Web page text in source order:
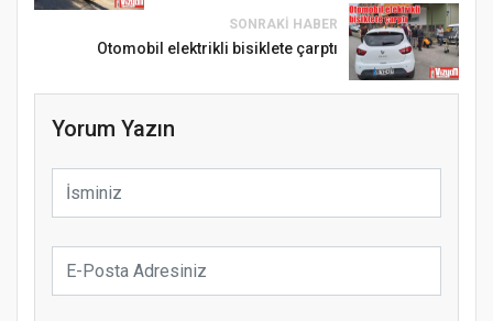
SONRAKI HABER
Otomobil elektrikli bisiklete çarptı
Yorum Yazın